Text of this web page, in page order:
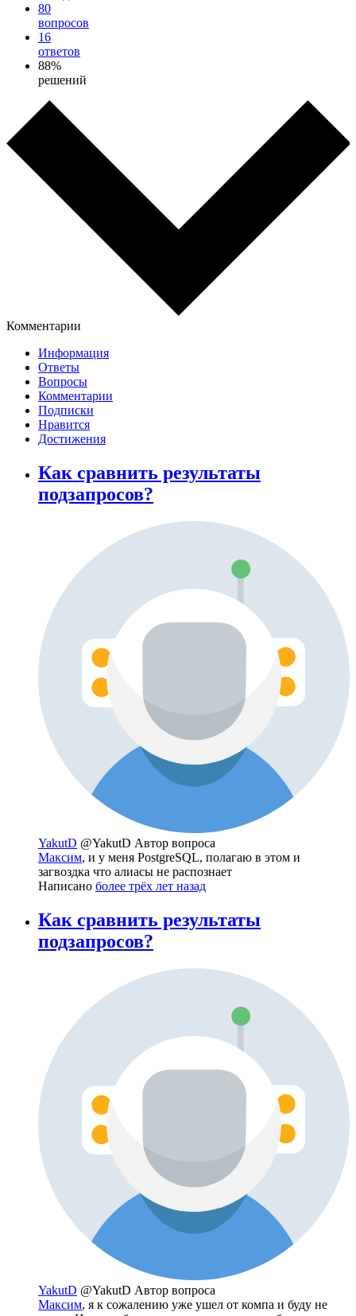
80
вопросов
16
ответов
88%
решений
Комментарии
Информация
Ответы
Вопросы
Комментарии
Подписки
Нравится
Достижения
Как сравнить результаты
подзапросов?
YakutD @YakutD Автор вопроса
Максим, и у меня PostgreSQL, полагаю в этом и
загвоздка что алиасы не распознает
Написано более трёх лет назад
Как сравнить результаты
подзапросов?
YakutD @YakutD Автор вопроса
Максим, я к сожалению уже ушел от компа и буду не